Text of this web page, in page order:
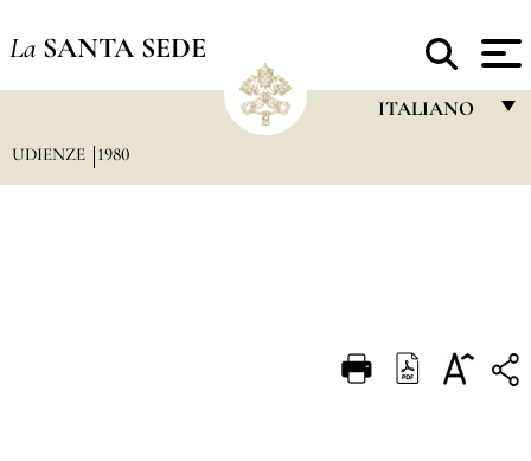
La SANTA SEDE
ITALIANO
DEUTSCH
UDIENZE 1980